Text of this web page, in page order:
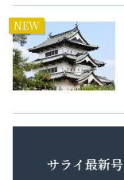
NEW
サライ最新号